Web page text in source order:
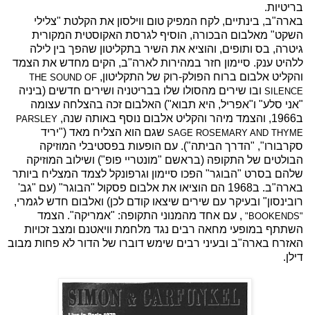
בריטיות.
בארה"ב, בינתיים, לקח המפיק טום ווילסון את הקלטת "צלילי
השקט" מאלבום הבכורה, הוסיף לגרסת האקוסטית המקורית
גיטרה, בס ותופים, והוציא את השיר בתקליטון שהפך בין לילה
ללהיט ענק. סיימון חזר במהירות לארה"ב, הקים מחדש את הצמד
והקליט אלבום ברוח הפולק-רוק של התקליטון, THE SOUND OF
SILENCE ובו שירים מהסולו שלו בבריטניה ושירים חדשים (ביניה
"אני סלע" ו"אפריל, היא תבוא") האלבום זכה בהצלחה עצומה
ב1966, והצמד מיהר והקליט אלבום נוסף באותה שנה,
PARSLEY
SAGE ROSEMARY AND THYME שגם הוא הצליח מאד ("יריד
סקרבורו", "הדרך הביתה"). עם הופעות בפסטיבלי המוזיקה
הבולטים של התקופה (בראשם "מונטריי פופ") ושילוב המוזיקה
שלהם בסרט "הבוגר" הפכו סיימון וגרפונקל לצמד המצליח ביותר
בארה"ב. ב1968 הם הוציאו את אלבום פסקול "הבוגר" (עם "גב'
רובינסון" ובעיקר עם שירים שיצאו קודם לכן) ואלבום חדש לגמרי,
"
BOOKENDS
" , עם אחד מהמנוני התקופה: "אמריקה". הצמד
השתתף במופעי מחאה רבים נגד מלחמת וויאטנם ומצב זכויות
האזרח בארה"ב ובעיני רבים שימש דוברו של הדור לא פחות מבוב
דילן.